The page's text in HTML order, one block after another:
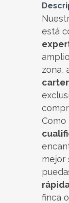
está
zona,
Como
mejor
finca